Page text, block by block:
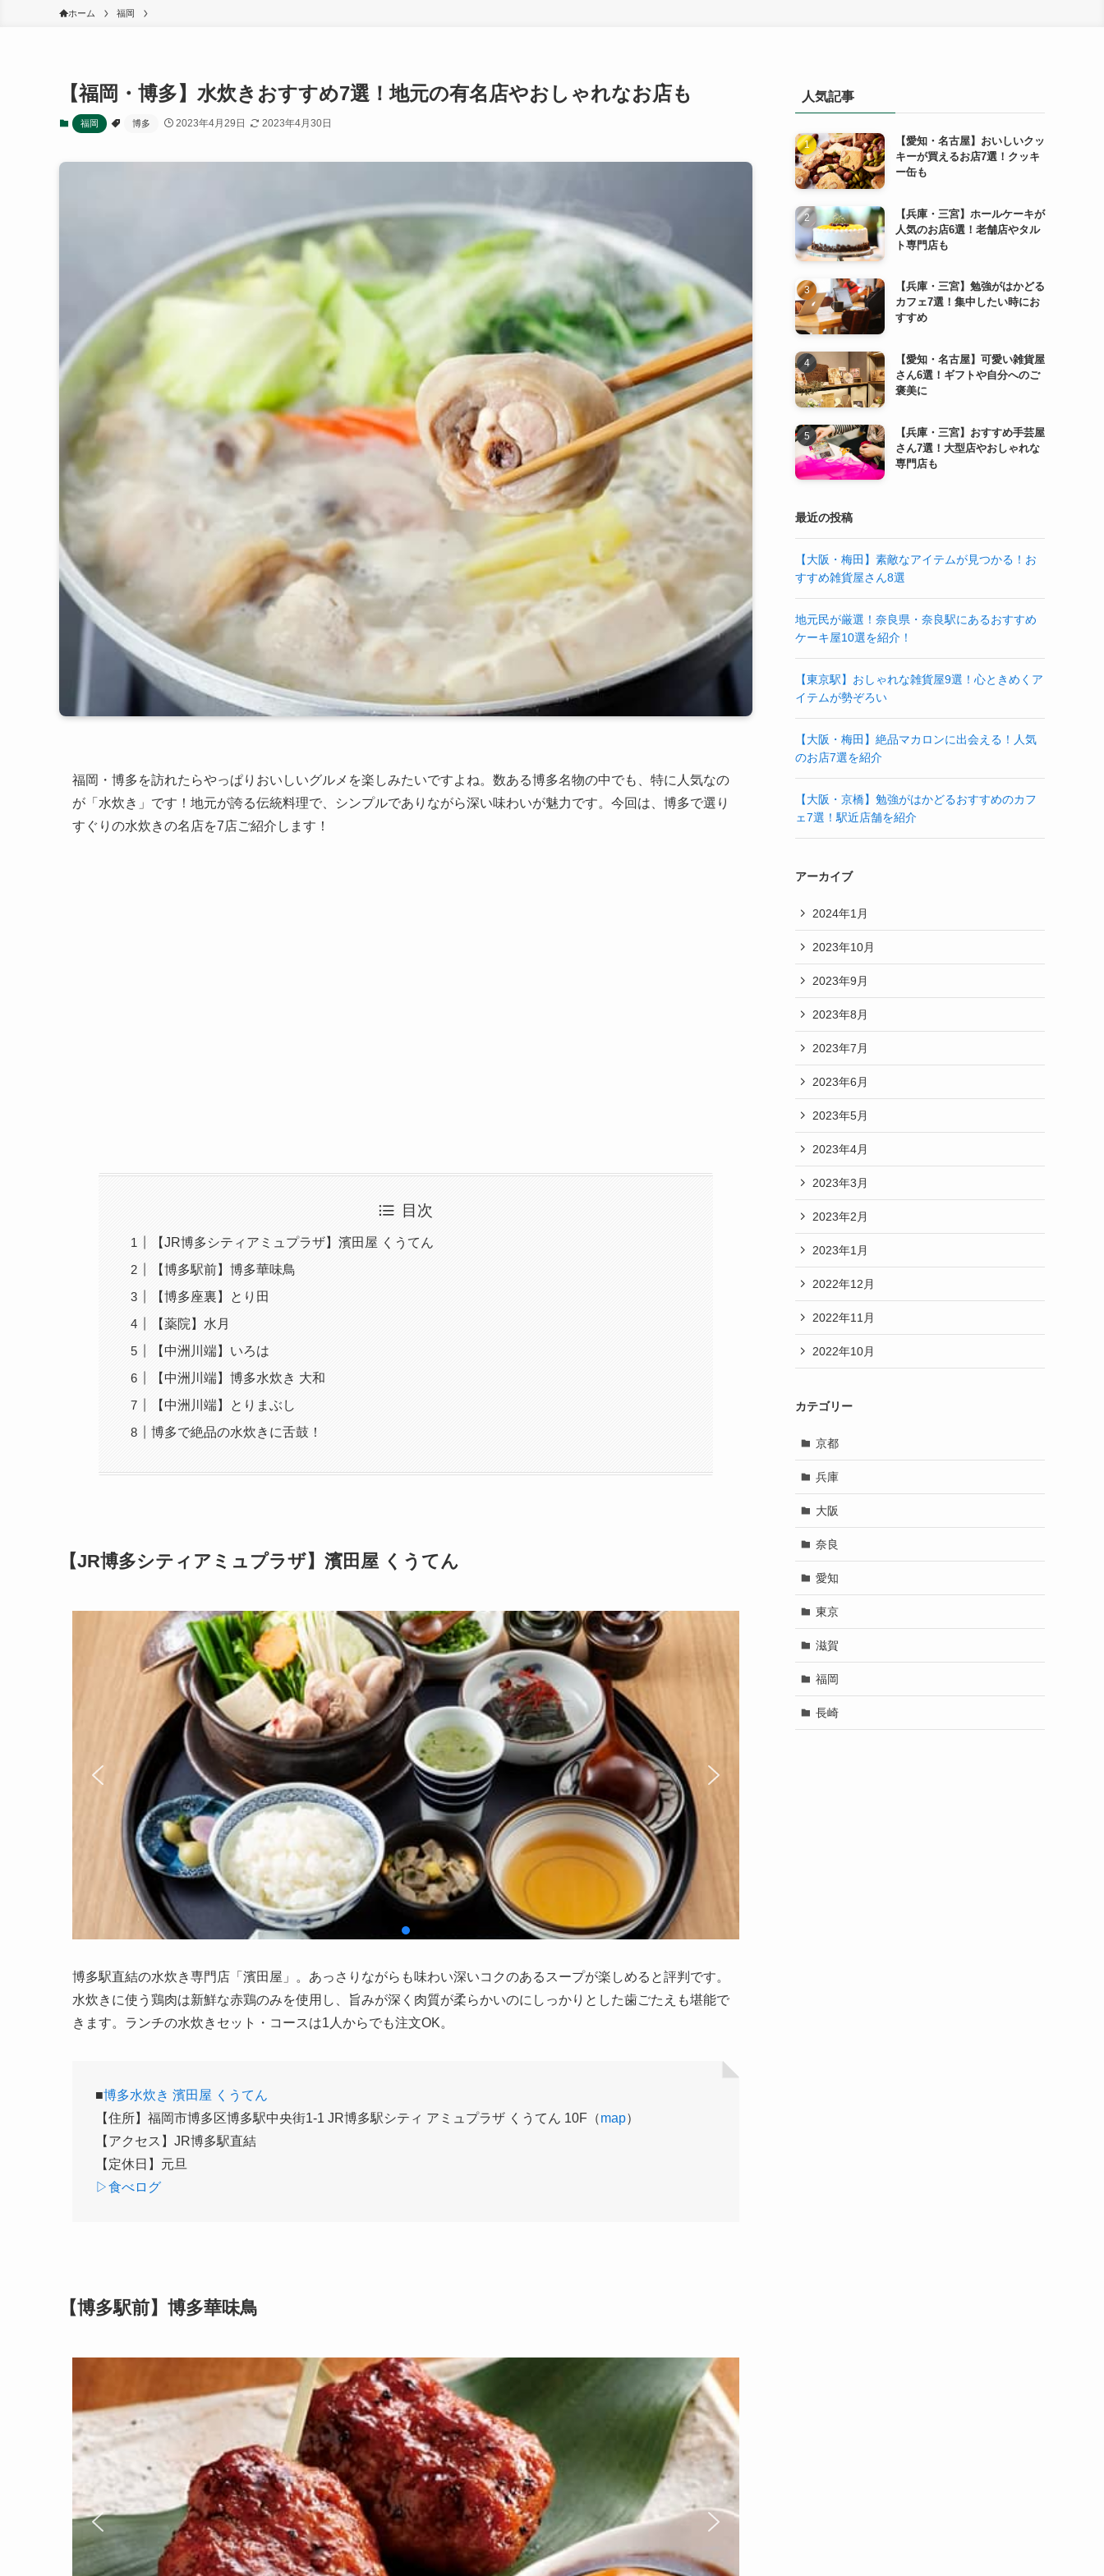
ホーム 福岡
【福岡・博多】水炊きおすすめ7選！地元の有名店やおしゃれなお店も
福岡 博多 2023年4月29日 2023年4月30日
福岡・博多を訪れたらやっぱりおいしいグルメを楽しみたいですよね。数ある博多名物の中でも、特に人気なの
が「水炊き」です！地元が誇る伝統料理で、シンプルでありながら深い味わいが魅力です。今回は、博多で選り
すぐりの水炊きの名店を7店ご紹介します！
目次
【JR博多シティアミュプラザ】濱田屋 くうてん
【博多駅前】博多華味鳥
【博多座裏】とり田
【薬院】水月
【中洲川端】いろは
【中洲川端】博多水炊き 大和
【中洲川端】とりまぶし
博多で絶品の水炊きに舌鼓！
【JR博多シティアミュプラザ】濱田屋 くうてん
博多駅直結の水炊き専門店「濱田屋」。あっさりながらも味わい深いコクのあるスープが楽しめると評判です。
水炊きに使う鶏肉は新鮮な赤鶏のみを使用し、旨みが深く肉質が柔らかいのにしっかりとした歯ごたえも堪能で
きます。ランチの水炊きセット・コースは1人からでも注文OK。
■博多水炊き 濱田屋 くうて ん
【住所】福岡市博多区博多駅中央街1-1 JR博多駅シティ アミュプラザ くうてん 10F（map）
【アクセス】JR博多駅直結
【定休日】元旦
▷食べログ
【博多駅前】博多華味鳥
人気記事
【愛知・名古屋】おいしいクッ
キーが買えるお店7選！クッキ
ー缶も
【兵庫・三宮】ホールケーキが
人気のお店6選！老舗店やタル
ト専門店も
【兵庫・三宮】勉強がはかどる
カフェ7選！集中したい時にお
すすめ
【愛知・名古屋】可愛い雑貨屋
さん6選！ギフトや自分へのご
褒美に
【兵庫・三宮】おすすめ手芸屋
さん7選！大型店やおしゃれな
専門店も
最近の投稿
【大阪・梅田】素敵なアイテムが見つかる！お
すすめ雑貨屋さん8選
地元民が厳選！奈良県・奈良駅にあるおすすめ
ケーキ屋10選を紹介！
【東京駅】おしゃれな雑貨屋9選！心ときめくア
イテムが勢ぞろい
【大阪・梅田】絶品マカロンに出会える！人気
のお店7選を紹介
【大阪・京橋】勉強がはかどるおすすめのカフ
ェ7選！駅近店舗を紹介
アーカイブ
2024年1月
2023年10月
2023年9月
2023年8月
2023年7月
2023年6月
2023年5月
2023年4月
2023年3月
2023年2月
2023年1月
2022年12月
2022年11月
2022年10月
カテゴリー
京都
兵庫
大阪
奈良
愛知
東京
滋賀
福岡
長崎